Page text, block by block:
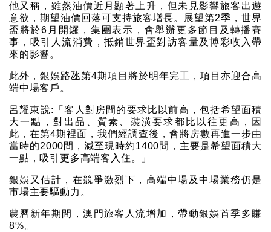
他又稱，雖然油價近月顯著上升，但未見影響旅客出遊
意欲，期望油價回落可支持旅客增長。展望第2季，世界
盃將於6月開鑼，集團表示，會舉辦更多節目及轉播賽
事，吸引人流消費，抵銷世界盃對訪客量及博彩收入帶
來的影響。
此外，銀娛路氹第4期項目將於明年完工，項目亦迎合高
端中場客戶。
呂耀東說:「客人對房間的要求比以前高，包括希望面積
大一點，對出品、質素、裝潢要求都比以往更高，因
此，在第4期裡面，我們經調查後，會將房數再進一步由
當時的2000間，減至現時約1400間，主要是希望面積大
一點，吸引更多高端客入住。」
銀娛又估計，在競爭激烈下，高端中場及中場業務仍是
市場主要驅動力。
農曆新年期間，澳門旅客人流增加，帶動銀娛首季多賺
8%。